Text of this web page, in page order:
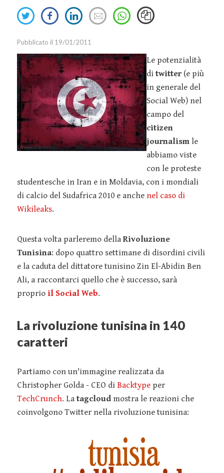
Event
Marketing
Innovazione
Marketing
Strategy
Marketing
Tools
Media
Relazioni
Marketing
Retail
Sales
IT
Smart
Management
Welfare
TikTok
Twitter
Virgin
YouTube
Share
Twitter
Share
on
Facebook
Share
on
Linkedin
Send
Pubblicato il 19/01/2011
Le potenzialità
di twitter (e più
in generale del
Social Web) nel
campo del
citizen
journalism le
abbiamo viste
con le proteste
studentesche in Iran e in Moldavia, con i mondiali
di calcio del Sudafrica 2010 e anche nel caso di
Wikileaks.
Questa volta parleremo della Rivoluzione
Tunisina: dopo quattro settimane di disordini civili
e la caduta del dittatore tunisino Zin El-Abidin Ben
Ali, a raccontarci quello che è successo, sarà
proprio il Social Web.
La rivoluzione tunisina in 140
caratteri
Partiamo con un'immagine realizzata da
Christopher Golda - CEO di Backtype per
TechCrunch. La tagcloud mostra le reazioni che
coinvolgono Twitter nella rivoluzione tunisina: